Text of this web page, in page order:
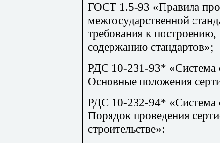
ГОСТ 1.5-93 «Правила
межгосударственной
требования к
содержанию стандартов»;
РДС 10-231-93*
Основные положения
РДС 10-232-94*
Порядок проведения
строительстве»: